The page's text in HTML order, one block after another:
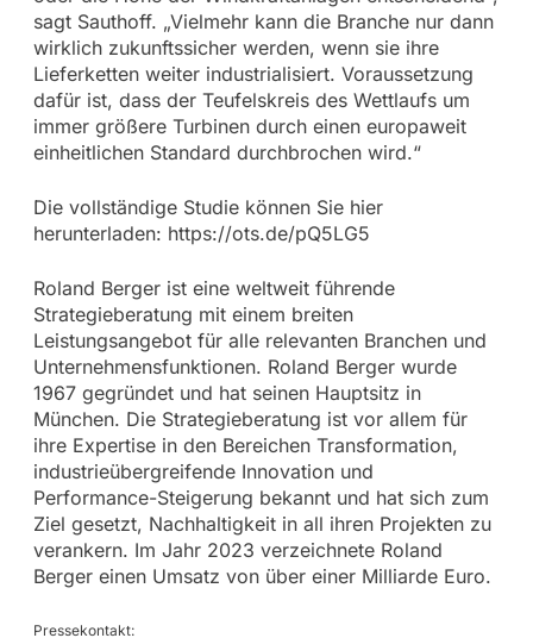
sagt Sauthoff. „Vielmehr kann die Branche nur dann
wirklich zukunftssicher werden, wenn sie ihre
Lieferketten weiter industrialisiert. Voraussetzung
dafür ist, dass der Teufelskreis des Wettlaufs um
immer größere Turbinen durch einen europaweit
einheitlichen Standard durchbrochen wird.“
Die vollständige Studie können Sie hier
herunterladen: https://ots.de/pQ5LG5
Roland Berger ist eine weltweit führende
Strategieberatung mit einem breiten
Leistungsangebot für alle relevanten Branchen und
Unternehmensfunktionen. Roland Berger wurde
1967 gegründet und hat seinen Hauptsitz in
München. Die Strategieberatung ist vor allem für
ihre Expertise in den Bereichen Transformation,
industrieübergreifende Innovation und
Performance-Steigerung bekannt und hat sich zum
Ziel gesetzt, Nachhaltigkeit in all ihren Projekten zu
verankern. Im Jahr 2023 verzeichnete Roland
Berger einen Umsatz von über einer Milliarde Euro.
Pressekontakt: